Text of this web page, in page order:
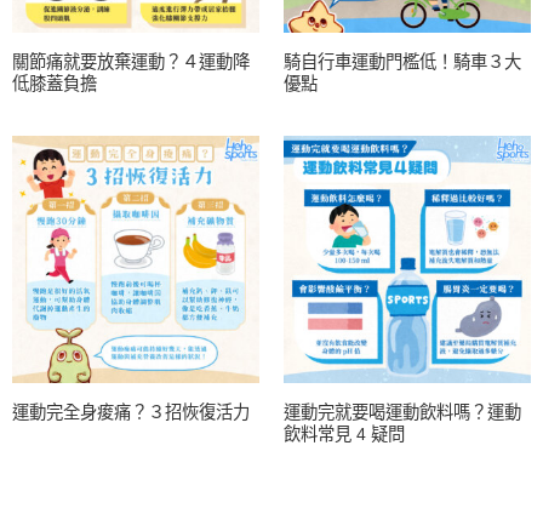
關節痛就要放棄運動？４運動降
低膝蓋負擔
騎自行車運動門檻低！騎車３大
優點
運動完全身痠痛？３招恢復活力
運動完就要喝運動飲料嗎？運動
飲料常見 4 疑問